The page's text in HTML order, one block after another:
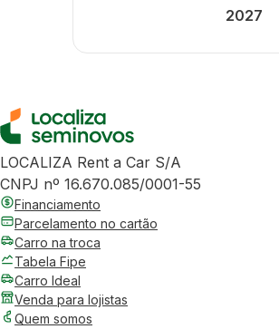
2027
LOCALIZA Rent a Car S/A
CNPJ nº 16.670.085/0001-55
Financiamento
Parcelamento no cartão
Carro na troca
Tabela Fipe
Carro Ideal
Venda para lojistas
Quem somos